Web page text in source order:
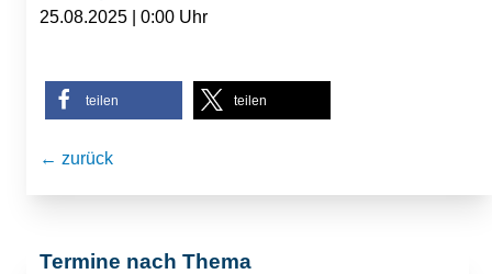
25.08.2025 | 0:00 Uhr
teilen teilen
← zurück
Termine nach Thema